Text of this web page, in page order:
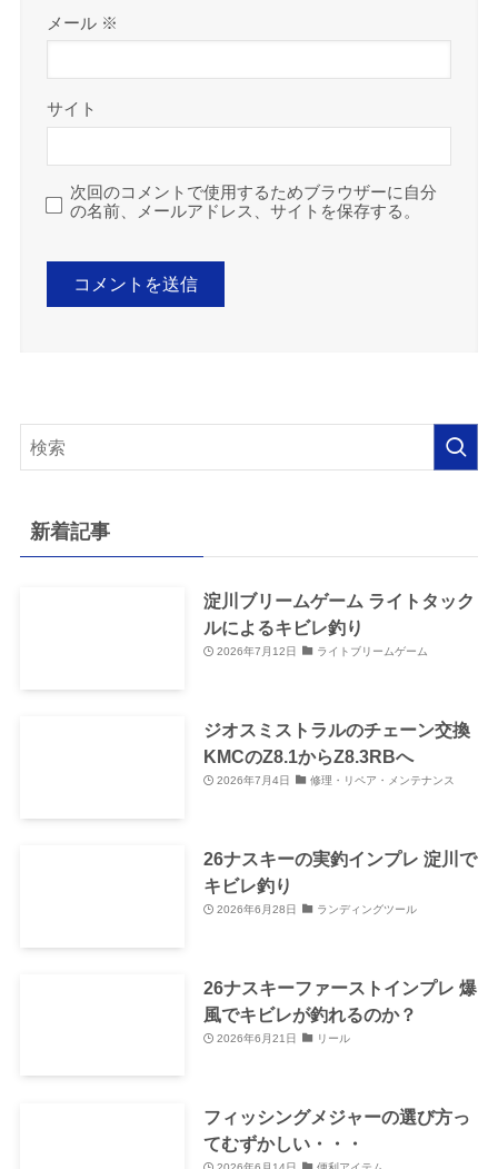
メール ※
サイト
次回のコメントで使用するためブラウザーに自分
の名前、メールアドレス、サイトを保存する。
新着記事
淀川ブリームゲーム ライトタック
ルによるキビレ釣り
2026年7月12日 ライトブリームゲーム
ジオスミストラルのチェーン交換
KMCのZ8.1からZ8.3RBへ
2026年7月4日 修理・リペア・メンテナンス
26ナスキーの実釣インプレ 淀川で
キビレ釣り
2026年6月28日 ランディングツール
26ナスキーファーストインプレ 爆
風でキビレが釣れるのか？
2026年6月21日 リール
フィッシングメジャーの選び方っ
てむずかしい・・・